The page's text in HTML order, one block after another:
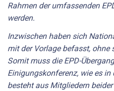
Rahmen der umfassenden
werden.
Inzwischen haben sich
mit der Vorlage befasst, ohne
Somit muss die EPD-
Einigungskonferenz, wie es
besteht aus Mitgliedern